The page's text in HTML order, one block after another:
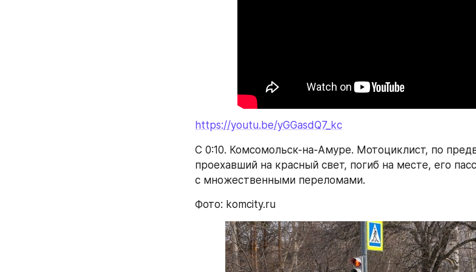
https://youtu.be/yGGasdQ7_kc
С 0:10. Комсомольск-на-Амуре. Мотоциклист, по
проехавший на красный свет, погиб на месте, его
с множественными переломами.
Фото: komcity.ru